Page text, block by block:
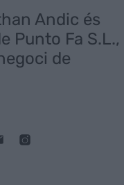
Andic és
Punto Fa S.L.,
de